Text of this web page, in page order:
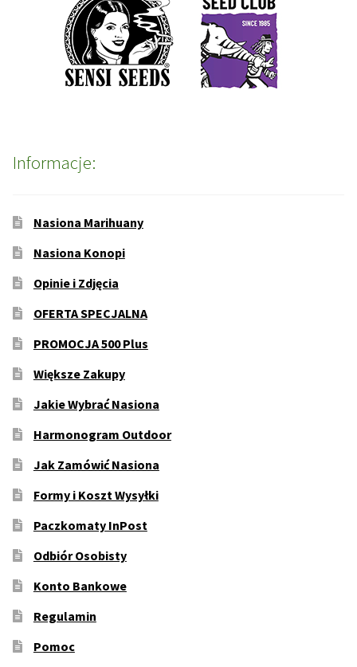
Informacje:
Nasiona Marihuany
Nasiona Konopi
Opinie i Zdjęcia
OFERTA SPECJALNA
PROMOCJA 500 Plus
Większe Zakupy
Jakie Wybrać Nasiona
Harmonogram Outdoor
Jak Zamówić Nasiona
Formy i Koszt Wysyłki
Paczkomaty InPost
Odbiór Osobisty
Konto Bankowe
Regulamin
Pomoc